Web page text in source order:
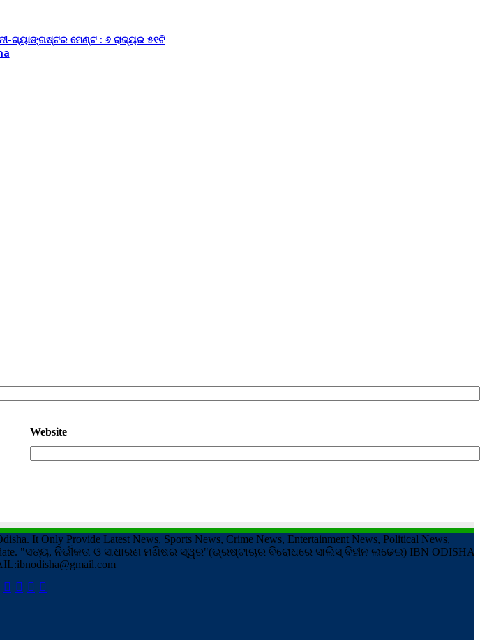
ଗ୍ୟାଙ୍ଗଷ୍ଟର ମେଣ୍ଟ : ୬ ରାଜ୍ୟର ୫୧ଟି
Website
It Only Provide Latest News, Sports News, Crime News, Entertainment News, Political News,
"ସତ୍ୟ, ନିର୍ଭୀକତା ଓ ସାଧାରଣ ମଣିଷର ସ୍ୱର"(ଭ୍ରଷ୍ଟାଚାର ବିରୋଧରେ ସାଲିସ୍ ବିହୀନ ଲଢେଇ) IBN ODISHA
Facebook
TwitterYouTube